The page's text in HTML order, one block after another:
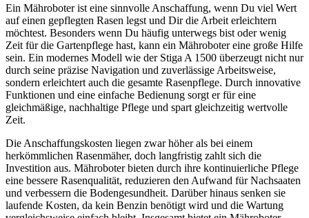
Ein Mähroboter ist eine sinnvolle Anschaffung, wenn Du viel Wert
auf einen gepflegten Rasen legst und Dir die Arbeit erleichtern
möchtest. Besonders wenn Du häufig unterwegs bist oder wenig
Zeit für die Gartenpflege hast, kann ein Mähroboter eine große Hilfe
sein. Ein modernes Modell wie der Stiga A 1500 überzeugt nicht nur
durch seine präzise Navigation und zuverlässige Arbeitsweise,
sondern erleichtert auch die gesamte Rasenpflege. Durch innovative
Funktionen und eine einfache Bedienung sorgt er für eine
gleichmäßige, nachhaltige Pflege und spart gleichzeitig wertvolle
Zeit.
Die Anschaffungskosten liegen zwar höher als bei einem
herkömmlichen Rasenmäher, doch langfristig zahlt sich die
Investition aus. Mähroboter bieten durch ihre kontinuierliche Pflege
eine bessere Rasenqualität, reduzieren den Aufwand für Nachsaaten
und verbessern die Bodengesundheit. Darüber hinaus senken sie
laufende Kosten, da kein Benzin benötigt wird und die Wartung